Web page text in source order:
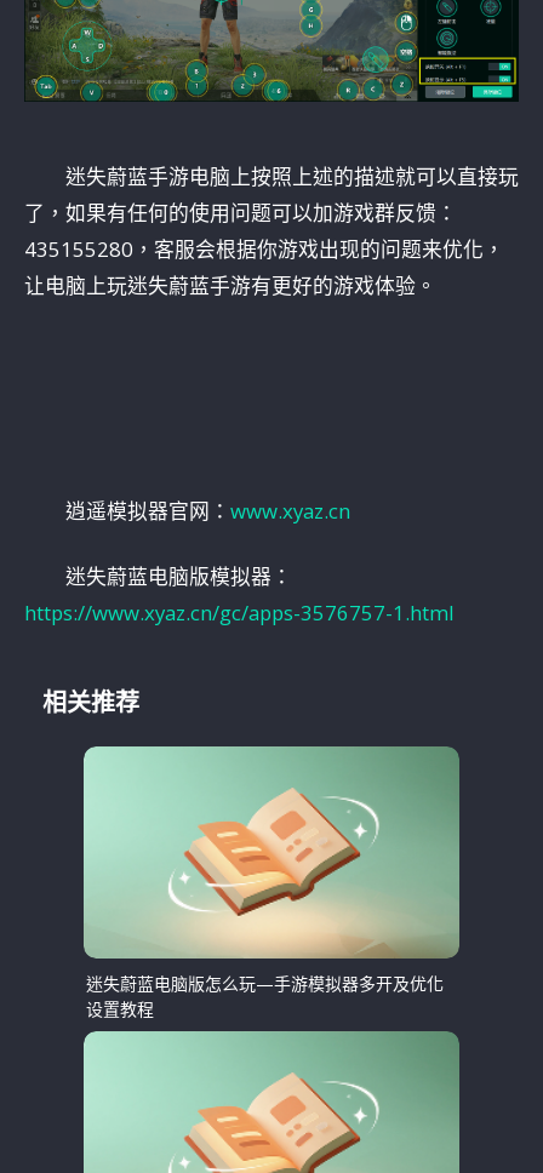
迷失蔚蓝手游电脑上按照上述的描述就可以直接玩
了，如果有任何的使用问题可以加游戏群反馈：
435155280，客服会根据你游戏出现的问题来优化，
让电脑上玩迷失蔚蓝手游有更好的游戏体验。
逍遥模拟器官网： www.xyaz.cn
迷失蔚蓝电脑版模拟器：
https://www.xyaz.cn/gc/apps-3576757-1.html
相关推荐
迷失蔚蓝电脑版怎么玩—手游模拟器多开及优化
设置教程